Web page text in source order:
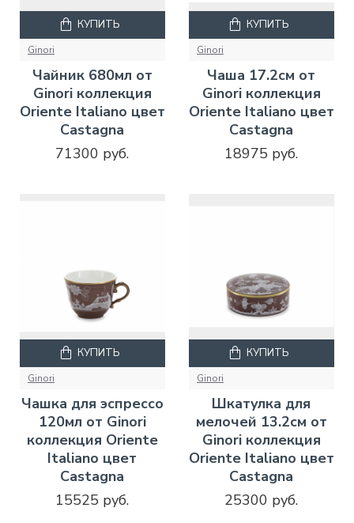
Ginori
Чайник 680мл от
Ginori коллекция
Oriente Italiano цвет
Castagna
71300 руб.
КУПИТЬ
Ginori
Чаша 17.2см от
Ginori коллекция
Oriente Italiano цвет
Castagna
18975 руб.
КУПИТЬ
Ginori
Чашка для эспрессо
120мл от Ginori
коллекция Oriente
Italiano цвет
Castagna
15525 руб.
КУПИТЬ
Ginori
Шкатулка для
мелочей 13.2см от
Ginori коллекция
Oriente Italiano цвет
Castagna
25300 руб.
КУПИТЬ